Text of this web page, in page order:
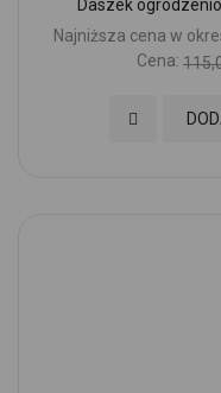
Daszek
Najniższa cena w
Cena:
Dodaj do